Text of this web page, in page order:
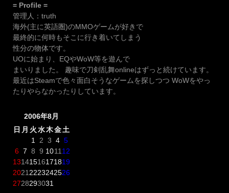
= Profile =
管理人：truth
海外(主に英語圏)のMMOゲームが好きで
最終的に何時もそこに行き着いてしまう
性分の物体です。
UOに始まり、EQやWoW等を遊んで
まいりました。 趣味で刀剣乱舞onlineはずっと続けています。
最近はSteamで色々面白そうなゲームを探しつつ WoWをやっ
たりやらなかったりしています。
2006年8月
日 月 火水木金土
1
2 3 4 5
6 7 8 9 1011 12
13141516171819
2021 2223242526
2728293031